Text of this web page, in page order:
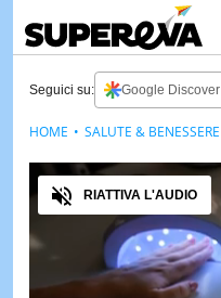
Seguici su: Google Discover
Audio
RIATTIVA L'AUDIO
HOME SALUTE & BENESSERE